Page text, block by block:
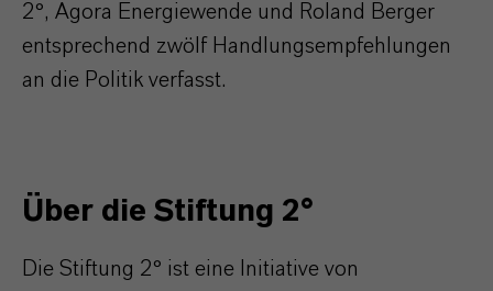
2°, Agora Energiewende und Roland Berger
entsprechend zwölf Handlungsempfehlungen
an die Politik verfasst.
Über die Stiftung 2°
Die Stiftung 2° ist eine Initiative von